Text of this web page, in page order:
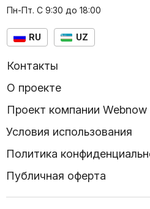
Пн-Пт. С 9:30 до 18:00
RU UZ
Контакты
О проекте
Проект компании
Условия использования
Политика
Публичная оферта